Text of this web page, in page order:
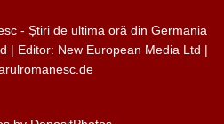
- Știri de ultima oră din Germania
| Editor: New European Media Ltd |